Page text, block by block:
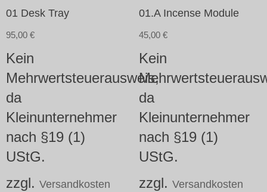
01 Desk Tray
95,00 €
Kein
Mehrwertsteuerausweis,
da
Kleinunternehmer
nach §19 (1)
UStG.
zzgl. Versandkosten
01.A Incense Module
45,00 €
Kein
da
Kleinunternehmer
nach §19 (1)
UStG.
zzgl. Versandkosten